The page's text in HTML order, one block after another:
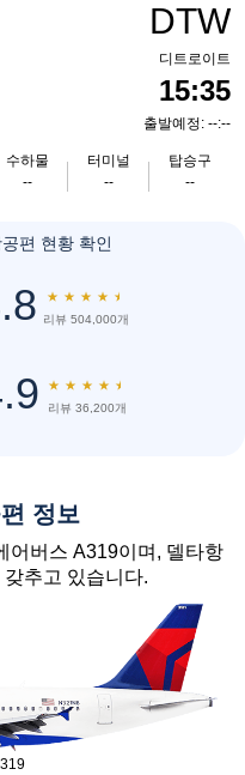
DTW
디트로이트
15:35
출발예정: --:--
수하물
--
터미널
--
탑승구
--
편 현황 확인
★ ★ ★ ★ ★
리뷰 504,000개
★ ★ ★ ★ ★
리뷰 36,200개
정보
어버스 A319이며, 델타항
추고 있습니다.